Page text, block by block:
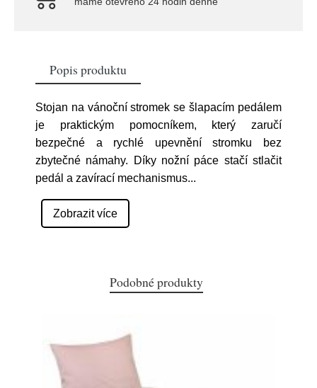
Popis produktu
Stojan na vánoční stromek se šlapacím pedálem
je praktickým pomocníkem, který zaručí
bezpečné a rychlé upevnění stromku bez
zbytečné námahy. Díky nožní páce stačí stlačit
pedál a zavírací mechanismus...
Zobrazit více
Podobné produkty